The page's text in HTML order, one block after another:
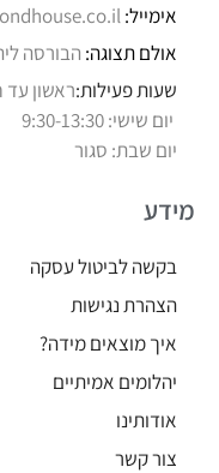
אימייל:
אולם תצוגה: הבורסה
שעות פעילות:ראשון עד
יום שישי: 9:30-13:30
יום שבת: סגור
מידע
בקשה לביטול עסקה
הצהרת נגישות
איך מוצאים מידה?
יהלומים אמיתיים
אודותינו
צור קשר